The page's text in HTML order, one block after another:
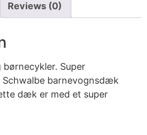
Reviews (0)
Super
barnevognsdæk
dæk er med et super